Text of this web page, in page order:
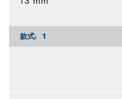
款式: 1